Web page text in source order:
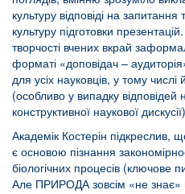
культуру відповіді на запитання
культуру підготовки
творчості вчених вкрай
форматі «доповідач –
для усіх науковців, у тому
(особливо у випадку
конструктивної наукової
Академік Костерін
є основою пізнання
біологічних процесів (ключове
Але ПРИРОДА зовсім «не знає»